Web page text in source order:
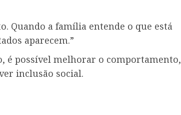
Quando a família entende o que está
aparecem.”
é possível melhorar o comportamento,
inclusão social.